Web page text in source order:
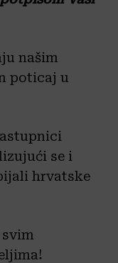
našim
poticaj u
se i
hrvatske